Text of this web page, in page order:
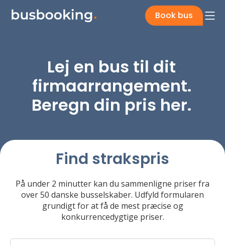
Book bus
Lej en bus til dit
firmaarrangement.
Beregn din pris her.
Find strakspris
På under 2 minutter kan du sammenligne priser fra
over 50 danske busselskaber. Udfyld formularen
grundigt for at få de mest præcise og
konkurrencedygtige priser.